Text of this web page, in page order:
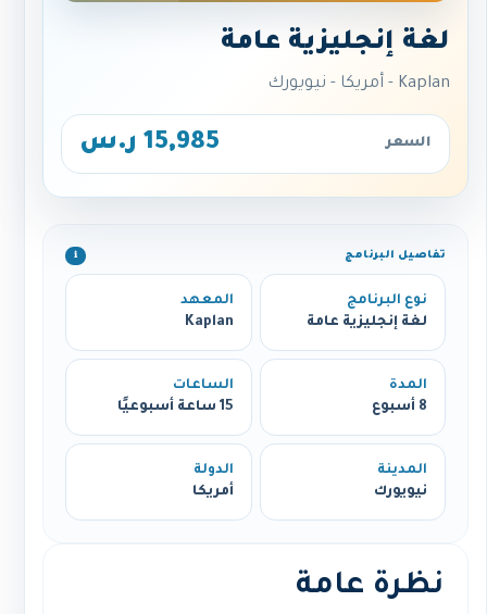
لغة إنجليزية عامة
Kaplan - أمريكا - نيويورك
السعر 15,985 ر.س
تفاصيل البرنامج ℹ️
نوع البرنامج
لغة إنجليزية عامة
المعهد
Kaplan
المدة
8 أسبوع
الساعات
15 ساعة أسبوعيًا
المدينة
نيويورك
الدولة
أمريكا
نظرة عامة